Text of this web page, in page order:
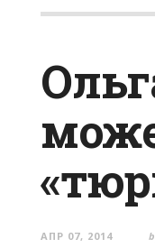
АПР 07, 2014